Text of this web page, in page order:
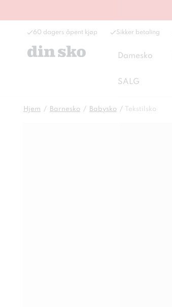
60 dagers åpent kjøp Sikker betaling
Damesko
SALG
Hjem Barnesko Babysko Tekstilsko